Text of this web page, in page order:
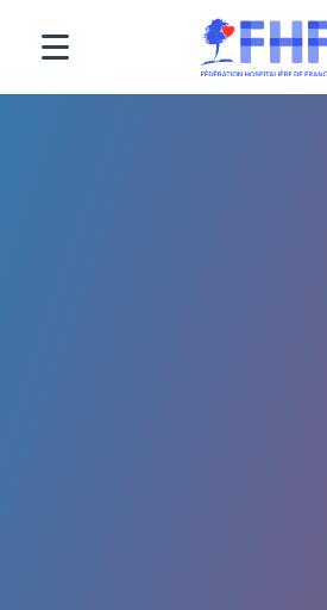
Panneau de gestion des cookies